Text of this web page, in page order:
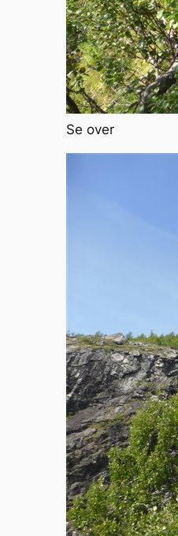
Se over